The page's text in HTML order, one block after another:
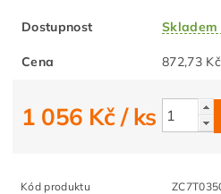
Dostupnost
Cena
1 056 Kč/ ks
Kód produktu